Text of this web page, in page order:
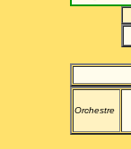
Orchestre